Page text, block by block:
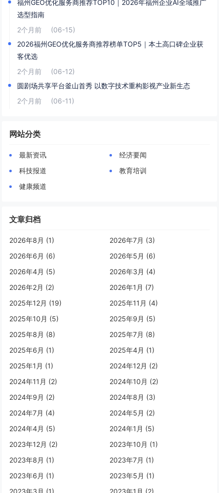
福州GEO优化服务商推荐TOP10｜2026年福州企业AI全域推广
选型指南
2个月前
(06-15)
2026福州GEO优化服务商推荐榜单TOP5｜本土高口碑企业获
客优选
2个月前
(06-12)
圆剧场共享平台釜山首秀 以数字技术重构影视产业新生态
2个月前
(06-11)
网站分类
最新资讯
经济要闻
科技报道
教育培训
健康频道
文章归档
2026年8月 (1)
2026年7月 (3)
2026年6月 (6)
2026年5月 (6)
2026年4月 (5)
2026年3月 (4)
2026年2月 (2)
2026年1月 (7)
2025年12月 (19)
2025年11月 (4)
2025年10月 (5)
2025年9月 (5)
2025年8月 (8)
2025年7月 (8)
2025年6月 (1)
2025年4月 (1)
2025年1月 (1)
2024年12月 (2)
2024年11月 (2)
2024年10月 (2)
2024年9月 (2)
2024年8月 (3)
2024年7月 (4)
2024年5月 (2)
2024年4月 (5)
2024年1月 (5)
2023年12月 (2)
2023年10月 (1)
2023年8月 (1)
2023年7月 (1)
2023年6月 (1)
2023年5月 (1)
2023年3月 (1)
2023年1月 (2)